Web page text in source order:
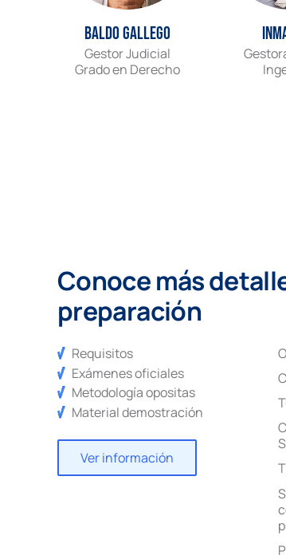
Baldo Gallego
Gestor Judicial
Grado en Derecho
Conoce más
preparación
Requisitos
Exámenes oficiales
Metodología opositas
Material demostración
Ver información